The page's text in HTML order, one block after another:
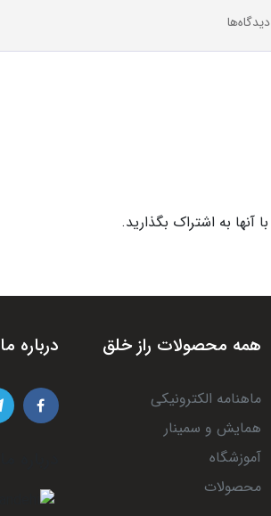
دیدگاه‌ها
به اشتراک بگذارید.
همه محصولات راز خلق
ماهنامه الکترونیکی
همایش و سمینار
آموزشگاه
محصولات
درباره ما